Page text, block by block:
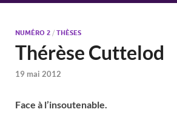
NUMÉRO 2 / THÈSES
Thérèse Cuttelod
19 mai 2012
Face à l’insoutenable.